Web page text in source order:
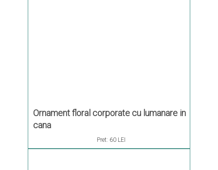
Ornament floral corporate cu lumanare in
cana
Pret: 60 LEI